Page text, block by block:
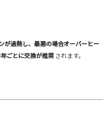
が過熱し、最悪の場合オーバーヒー
ごとに交換が推奨されます。